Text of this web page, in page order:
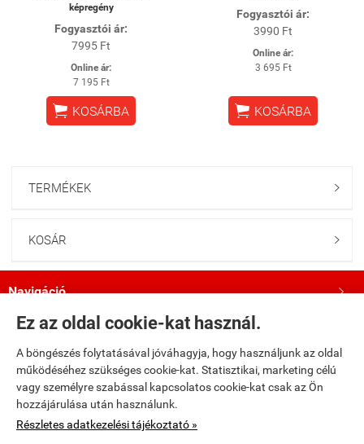
Ez az oldal cookie-kat használ.
A böngészés folytatásával jóváhagyja, hogy használjunk az oldal
működéséhez szükséges cookie-kat. Statisztikai, marketing célú
vagy személyre szabással kapcsolatos cookie-kat csak az Ön
hozzájárulása után használunk.
Részletes adatkezelési tájékoztató »
képregény
Fogyasztói ár:
7995 Ft
Online ár:
7 195 Ft
 KOSÁRBA
Fogyasztói ár:
3990 Ft
Online ár:
3 695 Ft
 KOSÁRBA
TERMÉKEK 
KOSÁR 
Navigáció 
Saját fiók
Bemutatkozás
Kövess minket a Facebookon!